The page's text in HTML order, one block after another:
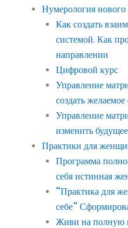
Нумерология нового
Как создать
системой. Как
направлении
Цифровой курс
Управление
создать
Управление
изменить будущее
Практики для
Программа
себя истинная
“Практика для
себе”
Живи на полную